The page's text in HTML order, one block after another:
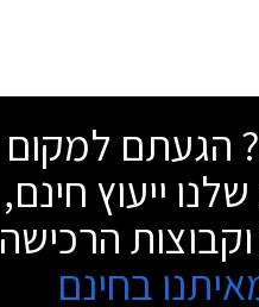
הגעתם למקום
ייעוץ חינם,
הרכישה
בחינם